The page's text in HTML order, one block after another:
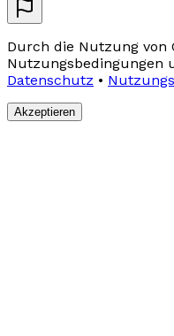
Durch die Nutzung von
Nutzungsbedingungen
Datenschutz •
Akzeptieren